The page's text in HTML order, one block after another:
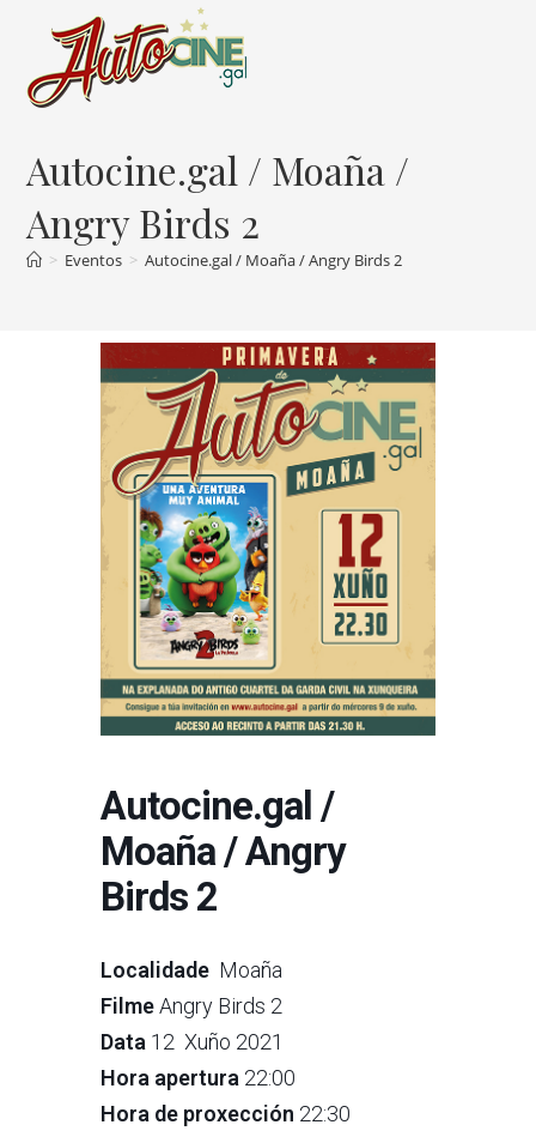
contenido
Autocine.gal / Moaña /
Angry Birds 2
> Eventos > Autocine.gal / Moaña / Angry Birds 2
Autocine.gal /
Moaña / Angry
Birds 2
Localidade Moaña
FilmeAngry Birds 2
Data 12 Xuño 2021
Hora apertura 22:00
Hora de proxección 22:30